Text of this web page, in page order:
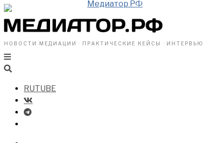
НОВОСТИ МЕДИАЦИИ · ПРАКТИЧЕСКИЕ КЕЙСЫ · ИНТЕРВЬЮ
RUTUBE